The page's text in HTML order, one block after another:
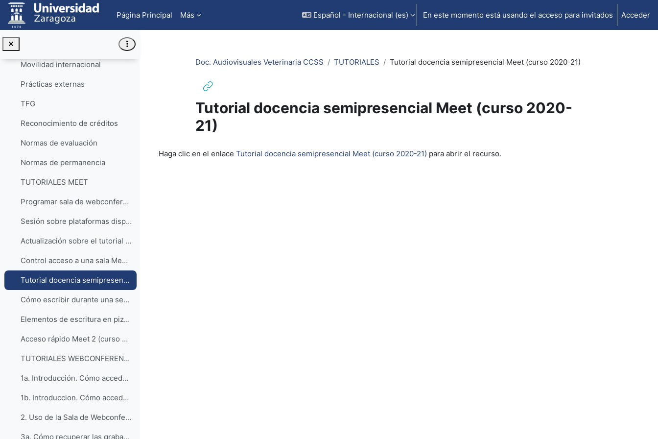
Salta al contenido principal
Página Principal
Más Español - Internacional ‎(es)‎ En este momento está usando el acceso para invitados Acceder
2020. Fabio de la Fuente
Colapsar
TUTORIALES
TUTORIALES POUZ (acceso a la lista de reproducción)
Movilidad internacional
Prácticas externas
TFG
Reconocimiento de créditos
Normas de evaluación
Normas de permanencia
TUTORIALES MEET
Programar sala de webconferencia con Google Meet
Sesión sobre plataformas disponibles UNIZAR
Actualización sobre el tutorial de docencia semipresencial con Google Meet (curso 2021-22)
Control acceso a una sala Meet (2021)
Tutorial docencia semipresencial Meet (curso 2020-21)
Cómo escribir durante una sesión Meet como si fuera una pizarra
Elementos de escritura en pizarra interactiva
Acceso rápido Meet 2 (curso 2020-21)
TUTORIALES WEBCONFERENCIA (acceso a la lista de reproducción)
1a. Introducción. Cómo acceder a la Sala de Webconferencia para CTA y MASTER.
1b. Introduccion. Cómo acceder a la Sala de Webconferencia para VETERINARIA
2. Uso de la Sala de Webconferencia Blackboard Collaborate
3a. Cómo recuperar las grabaciones de las Webconferencias Collaborate en Coursesites (CTA y Máster)
Doc. Audiovisuales Veterinaria CCSS TUTORIALES Tutorial docencia semipresencial Meet (curso 2020-21)
Tutorial docencia semipresencial Meet (curso 2020-
21)
Haga clic en el enlace Tutorial docencia semipresencial Meet (curso 2020-21) para abrir el recurso.